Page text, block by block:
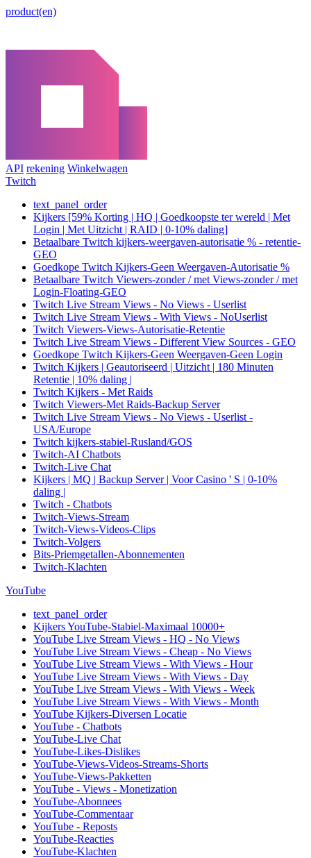
product(en)
API rekening Winkelwagen
Twitch
text_panel_order
Kijkers [59% Korting | HQ | Goedkoopste ter wereld | Met
Login | Met Uitzicht | RAID | 0-10% daling]
Betaalbare Twitch kijkers-weergaven-autorisatie % - retentie-
GEO
Goedkope Twitch Kijkers-Geen Weergaven-Autorisatie %
Betaalbare Twitch Viewers-zonder / met Views-zonder / met
Login-Floating-GEO
Twitch Live Stream Views - No Views - Userlist
Twitch Live Stream Views - With Views - NoUserlist
Twitch Viewers-Views-Autorisatie-Retentie
Twitch Live Stream Views - Different View Sources - GEO
Goedkope Twitch Kijkers-Geen Weergaven-Geen Login
Twitch Kijkers | Geautoriseerd | Uitzicht | 180 Minuten
Retentie | 10% daling |
Twitch Kijkers - Met Raids
Twitch Viewers-Met Raids-Backup Server
Twitch Live Stream Views - No Views - Userlist -
USA/Europe
Twitch kijkers-stabiel-Rusland/GOS
Twitch-AI Chatbots
Twitch-Live Chat
Kijkers | MQ | Backup Server | Voor Casino ' S | 0-10%
daling |
Twitch - Chatbots
Twitch-Views-Stream
Twitch-Views-Videos-Clips
Twitch-Volgers
Bits-Priemgetallen-Abonnementen
Twitch-Klachten
YouTube
text_panel_order
Kijkers YouTube-Stabiel-Maximaal 10000+
YouTube Live Stream Views - HQ - No Views
YouTube Live Stream Views - Cheap - No Views
YouTube Live Stream Views - With Views - Hour
YouTube Live Stream Views - With Views - Day
YouTube Live Stream Views - With Views - Week
YouTube Live Stream Views - With Views - Month
YouTube Kijkers-Diversen Locatie
YouTube - Chatbots
YouTube-Live Chat
YouTube-Likes-Dislikes
YouTube-Views-Videos-Streams-Shorts
YouTube-Views-Pakketten
YouTube - Views - Monetization
YouTube-Abonnees
YouTube-Commentaar
YouTube - Reposts
YouTube-Reacties
YouTube-Klachten